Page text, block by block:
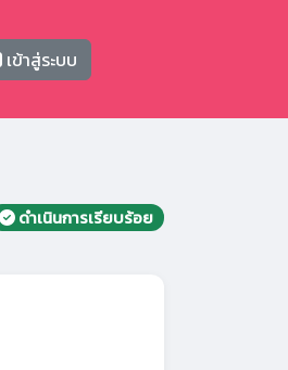
เข้าสู่ระบบ
ดำเนินการเรียบร้อย